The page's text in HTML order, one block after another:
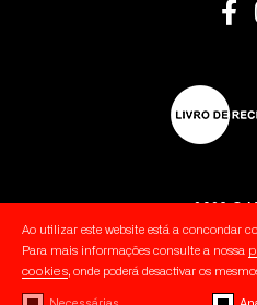
Ao utilizar este website está a concondar
Para mais informações consulte a nossa
cookies, onde poderá desactivar os
Política de